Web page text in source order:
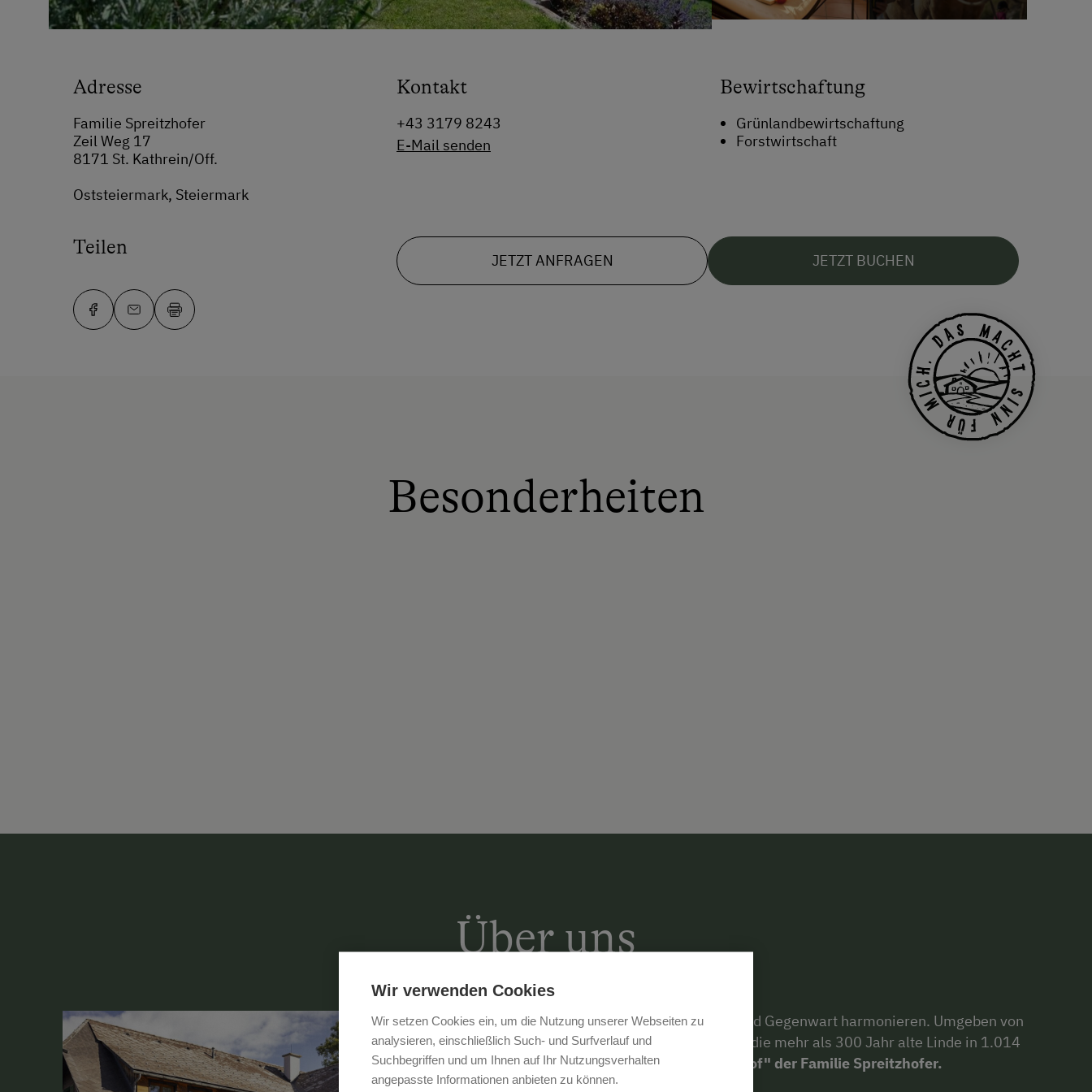
Adresse
Familie Spreitzhofer
Zeil Weg 17
8171 St. Kathrein/Off.
Oststeiermark, Steiermark
Kontakt
+43 3179 8243
E-Mail senden
Bewirtschaftung
Grünlandbewirtschaftung
Forstwirtschaft
Teilen
JETZT ANFRAGEN JETZT BUCHEN
Besonderheiten
Über uns
Erfahren Sie, wie Tradition, Geschichte und Gegenwart harmonieren. Umgeben von
einemherrlichen Natur-Panorama
steht die mehr als 300 Jahr alte Linde in 1.014
m Seehöhe und wacht über dem
"Braunhof" der Familie Spreitzhofer.
Wir verwenden Cookies
Wir setzen Cookies ein, um die Nutzung unserer Webseiten zu
analysieren, einschließlich Such- und Surfverlauf und
Suchbegriffen und um Ihnen auf Ihr Nutzungsverhalten
angepasste Informationen anbieten zu können.